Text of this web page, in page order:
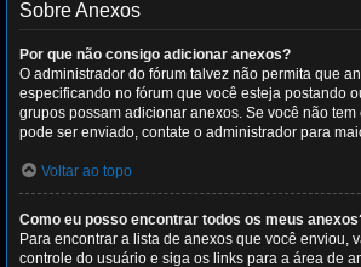
Sobre Anexos
Por que não consigo adicionar anexos?
O administrador do fórum talvez não permita que
especificando no fórum que você esteja postando
grupos possam adicionar anexos. Se você não tem
pode ser enviado, contate o administrador para
Voltar ao topo
Como eu posso encontrar todos os meus
Para encontrar a lista de anexos que você enviou,
controle do usuário e siga os links para a área de